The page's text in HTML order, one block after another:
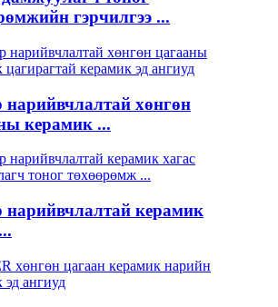
гэрчилгээ ...
нарийвчлалтай хөнгөн
керамик ...
нарийвчлалтай керамик